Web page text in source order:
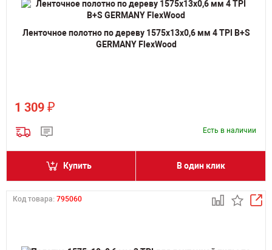
Ленточное полотно по дереву 1575х13х0,6 мм 4 TPI B+S
GERMANY FlexWood
1 309 ₽
Есть в наличии
Купить В один клик
Код товара: 795060